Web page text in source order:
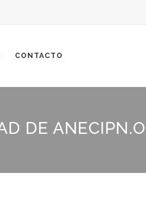
CONTACTO
DE